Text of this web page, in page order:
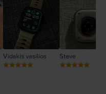
Vidakis vasilios Steve